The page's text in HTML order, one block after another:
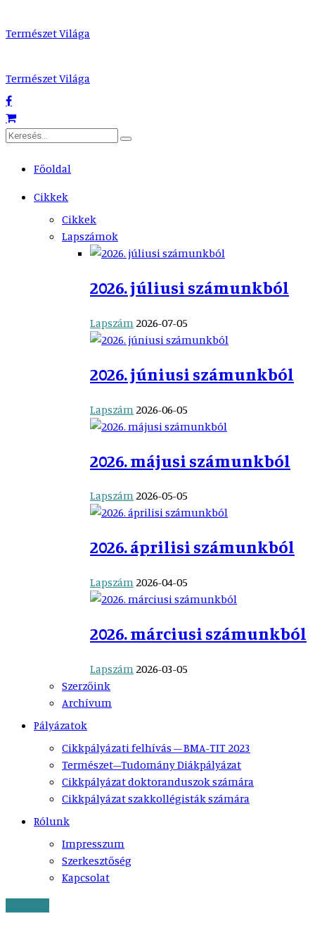
Természet Világa
Természet Világa
Főoldal
Cikkek
Cikkek
Lapszámok
2026. júliusi számunkból
Lapszám 2026-07-05
2026. júniusi számunkból
Lapszám 2026-06-05
2026. májusi számunkból
Lapszám2026-05-05
2026. áprilisi számunkból
Lapszám2026-04-05
2026. márciusi számunkból
Lapszám2026-03-05
Szerzőink
Archívum
Pályázatok
Cikkpályázati felhívás – BMA-TIT 2023
Természet–Tudomány Diákpályázat
Cikkpályázat doktoranduszok számára
Cikkpályázat szakkollégisták számára
Rólunk
Impresszum
Szerkesztőség
Kapcsolat